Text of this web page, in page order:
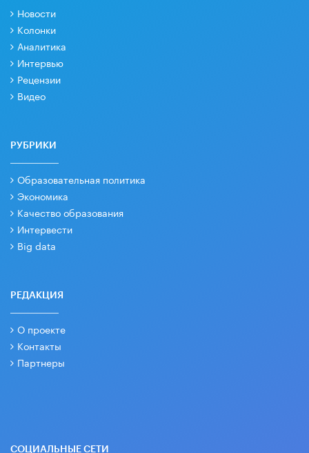
Новости
Колонки
Аналитика
Интервью
Рецензии
Видео
РУБРИКИ
Образовательная политика
Экономика
Качество образования
Интервести
Big data
РЕДАКЦИЯ
О проекте
Контакты
Партнеры
СОЦИАЛЬНЫЕ СЕТИ